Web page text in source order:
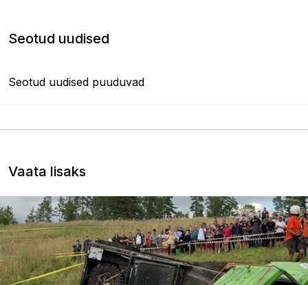
Seotud uudised
Seotud uudised puuduvad
Vaata lisaks